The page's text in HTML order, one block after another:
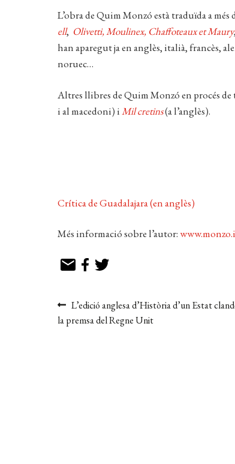
L’obra de Quim Monzó està traduïda a
ell, Olivetti, Moulinex, Chaffoteaux et Maury,
han aparegut ja en anglès, italià, francès,
noruec…
Altres llibres de Quim Monzó en procés de
i al macedoni) iMil cretins(a l’anglès).
Crítica de Guadalajara (en anglès)
Més informació sobre l’autor:
Navegació
d'entrades
Entrada
anterior:
L’edició anglesa d’Història d’un Estat
la premsa del Regne Unit